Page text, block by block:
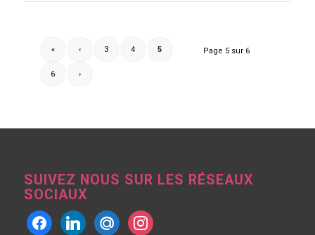
Page 5 sur 6
« ‹ 3 4 5
6 ›
SUIVEZ NOUS SUR LES RÉSEAUX
SOCIAUX
facebooklinkedin mailru instagram